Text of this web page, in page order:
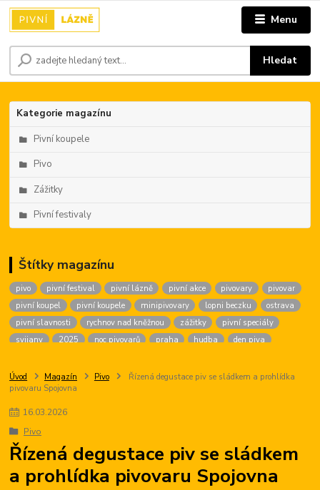
Menu
Hledat
Kategorie magazínu
Pivní koupele
Pivo
Zážitky
Pivní festivaly
Štítky magazínu
pivo pivní festival pivní lázně pivní akce pivovary
pivovar
pivní koupel
pivní koupele minipivovary lopni beczku
ostrava
pivní slavnosti
rychnov nad kněžnou zážitky
pivní speciály
svijany
2025 noc pivovarů praha hudba
den piva
malá morávka
brans pivní chlazení pivné kúpele
sandorf
žižkov
ninkasi
karlovy vary
pivní slavnosti tábor
Úvod Magazín Pivo
Řízená degustace piv se sládkem a prohlídka
pivovaru Spojovna
16.03.2026
Pivo
Řízená degustace piv se sládkem
a prohlídka pivovaru Spojovna